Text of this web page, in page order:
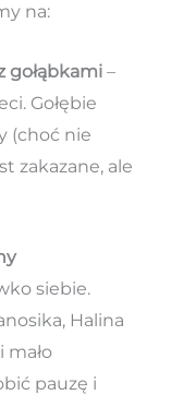
na:
gołąbkami–
Gołębie
(choć nie
zakazane, ale
siebie.
Halina
mało
pauzę i